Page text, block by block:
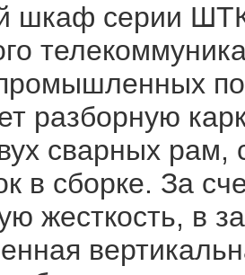
шкаф серии
разборную
сварных рам,
в сборке. За
жесткость, в